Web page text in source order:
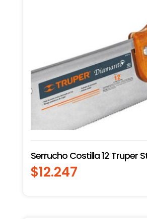
Serrucho Costilla 12 Truper
$12.247